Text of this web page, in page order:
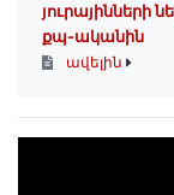
յուրայինների
քպ-ականին
ավելին